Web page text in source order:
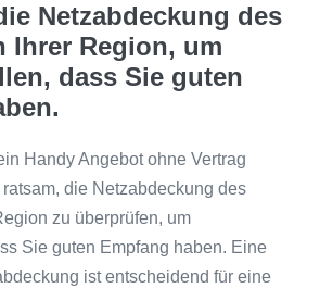
Netzabdeckung des
Ihrer Region, um
dass Sie guten
Handy Angebot ohne Vertrag
die Netzabdeckung des
zu überprüfen, um
Sie guten Empfang haben. Eine
ist entscheidend für eine